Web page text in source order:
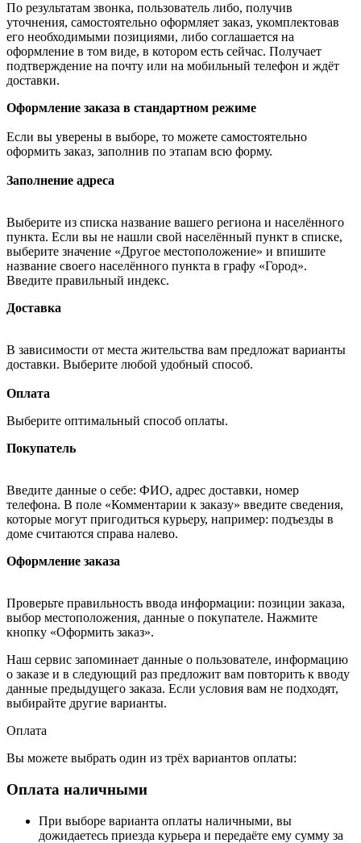
По результатам звонка, пользователь либо, получив
уточнения, самостоятельно оформляет заказ, укомплектовав
его необходимыми позициями, либо соглашается на
оформление в том виде, в котором есть сейчас. Получает
подтверждение на почту или на мобильный телефон и ждёт
доставки.
Оформление заказа в стандартном режиме
Если вы уверены в выборе, то можете самостоятельно
оформить заказ, заполнив по этапам всю форму.
Заполнение адреса
Выберите из списка название вашего региона и населённого
пункта. Если вы не нашли свой населённый пункт в списке,
выберите значение «Другое местоположение» и впишите
название своего населённого пункта в графу «Город».
Введите правильный индекс.
Доставка
В зависимости от места жительства вам предложат варианты
доставки. Выберите любой удобный способ.
Оплата
Выберите оптимальный способ оплаты.
Покупатель
Введите данные о себе: ФИО, адрес доставки, номер
телефона. В поле «Комментарии к заказу» введите сведения,
которые могут пригодиться курьеру, например: подъезды в
доме считаются справа налево.
Оформление заказа
Проверьте правильность ввода информации: позиции заказа,
выбор местоположения, данные о покупателе. Нажмите
кнопку «Оформить заказ».
Наш сервис запоминает данные о пользователе, информацию
о заказе и в следующий раз предложит вам повторить к вводу
данные предыдущего заказа. Если условия вам не подходят,
выбирайте другие варианты.
Оплата
Вы можете выбрать один из трёх вариантов оплаты:
Оплата наличными
При выборе варианта оплаты наличными, вы
дожидаетесь приезда курьера и передаёте ему сумму за